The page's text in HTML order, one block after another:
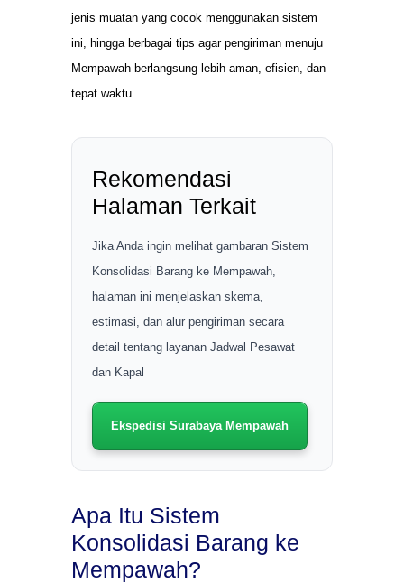
jenis muatan yang cocok menggunakan sistem
ini, hingga berbagai tips agar pengiriman menuju
Mempawah berlangsung lebih aman, efisien, dan
tepat waktu.
Rekomendasi
Halaman Terkait
Jika Anda ingin melihat gambaran Sistem
Konsolidasi Barang ke Mempawah,
halaman ini menjelaskan skema,
estimasi, dan alur pengiriman secara
detail tentang layanan Jadwal Pesawat
dan Kapal
Ekspedisi Surabaya Mempawah
Apa Itu Sistem
Konsolidasi Barang ke
Mempawah?